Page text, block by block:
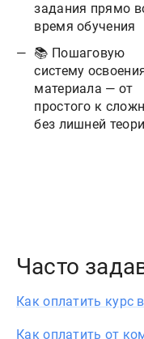
задания прямо
время обучения
📚 Пошаговую
систему
материала — от
простого к
без лишней
Часто
Как оплатить курс
Как оплатить от